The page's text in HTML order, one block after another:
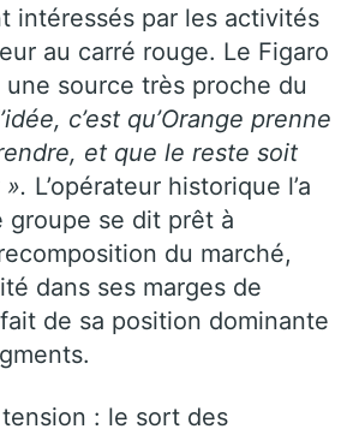
intéressés par les activités
au carré rouge. Le Figaro
source très proche du
c’est qu’Orange prenne
et que le reste soit
L’opérateur historique l’a
groupe se dit prêt à
du marché,
dans ses marges de
de sa position dominante
: le sort des